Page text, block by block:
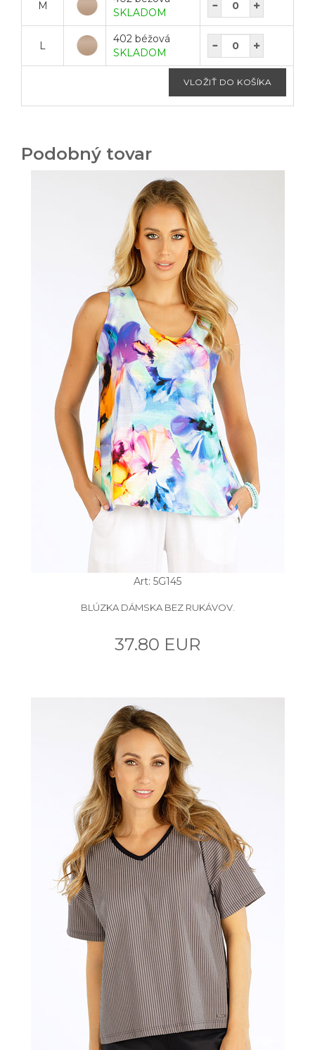
M
SKLADOM
L
402 béžová
SKLADOM
Podobný tovar
Art: 5G145
BLÚZKA DÁMSKA BEZ RUKÁVOV.
37.80 EUR